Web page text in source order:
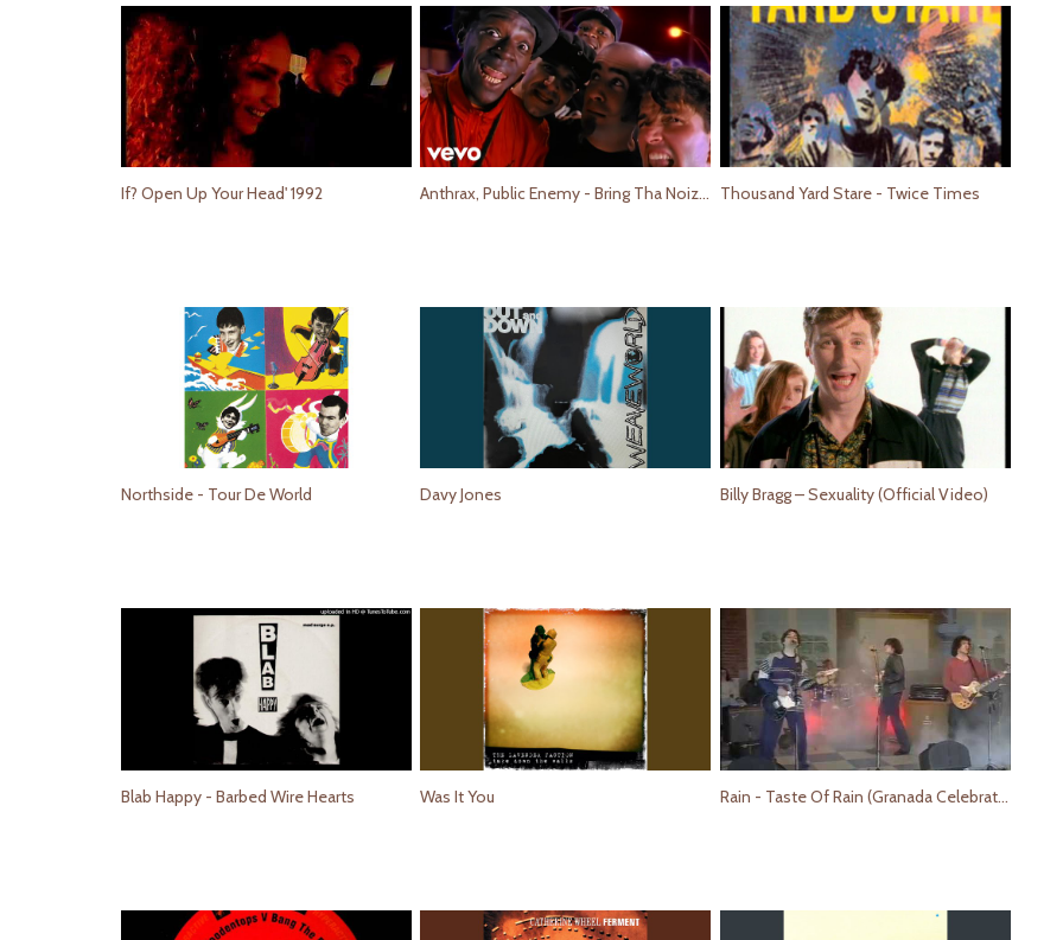
If? Open Up Your Head' 1992 Anthrax, Public Enemy - Bring Tha Noize (Official Music Video) Thousand Yard Stare - Twice Times
Northside - Tour De World Davy Jones Billy Bragg – Sexuality (Official Video)
Blab Happy - Barbed Wire Hearts Was It You Rain - Taste Of Rain (Granada Celebration 91)